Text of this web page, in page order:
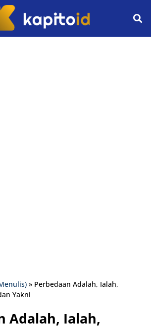
» Perbedaan Adalah, Ialah,
Yakni
Adalah, Ialah,